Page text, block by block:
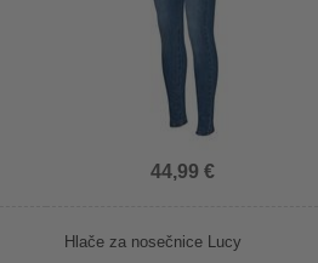
44,99 €
Hlače za nosečnice Lucy